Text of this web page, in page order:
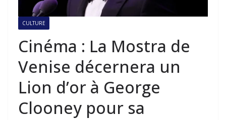
CULTURE
Cinéma : La Mostra de
Venise décernera un
Lion d’or à George
Clooney pour sa